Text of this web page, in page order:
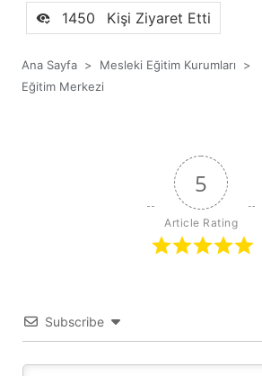
1450 Kişi Ziyaret Etti
Ana Sayfa > Mesleki Eğitim Kurumları >
Eğitim Merkezi
5
Article Rating
Subscribe